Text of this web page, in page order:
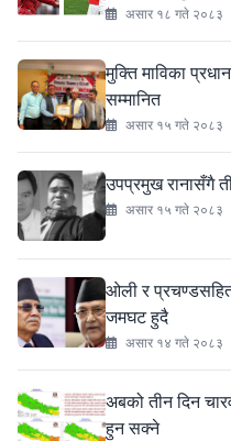
असार १८ गते २०८३
मुक्ति माविका
सम्मानित
असार १५ गते २०८३
उपप्रमुख रानासँगै
असार १५ गते २०८३
ओली र
जमघट हुदै
असार १४ गते २०८३
अबको तीन दिन
हुन सक्ने